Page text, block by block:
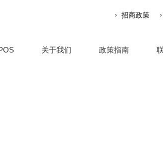
招商政策
关于我们 政策指南